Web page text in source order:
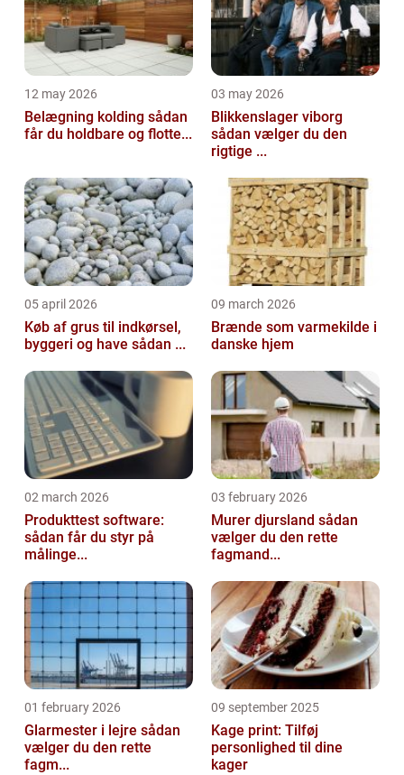
12 may 2026
Belægning kolding sådan
får du holdbare og flotte...
03 may 2026
Blikkenslager viborg
sådan vælger du den
rigtige ...
05 april 2026
Køb af grus til indkørsel,
byggeri og have sådan ...
09 march 2026
Brænde som varmekilde i
danske hjem
02 march 2026
Produkttest software:
sådan får du styr på
målinge...
03 february 2026
Murer djursland sådan
vælger du den rette
fagmand...
01 february 2026
Glarmester i lejre sådan
vælger du den rette
fagm...
09 september 2025
Kage print: Tilføj
personlighed til dine
kager